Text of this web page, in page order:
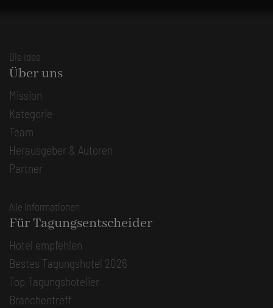
Die Idee
Über uns
Mission
Kategorie
Team
Herausgeber & Autoren
Partner
Alle Informationen
Für Tagungsentscheider
Hotel empfehlen
Bestes Tagungshotel 2026
Top Tagungshotelier
Branchentreff